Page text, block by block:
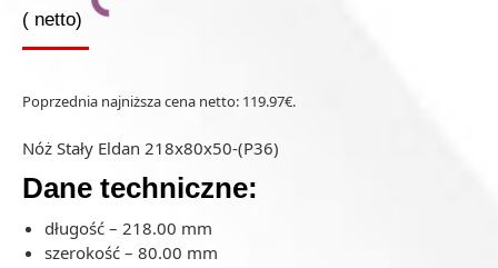
( netto)
Poprzednia najniższa cena netto: 119.97€.
Nóż Stały Eldan 218x80x50-(P36)
Dane techniczne:
długość – 218.00 mm
szerokość – 80.00 mm